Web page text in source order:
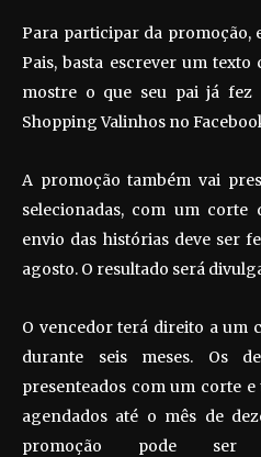
Para participar da promoção,
Pais, basta escrever um
mostre o que seu pai já
Shopping Valinhos no
A promoção também vai
selecionadas, com um corte
envio das histórias deve ser
agosto. O resultado será
O vencedor terá direito a um
durante seis meses. Os
presenteados com um corte
agendados até o mês de
promoção pode